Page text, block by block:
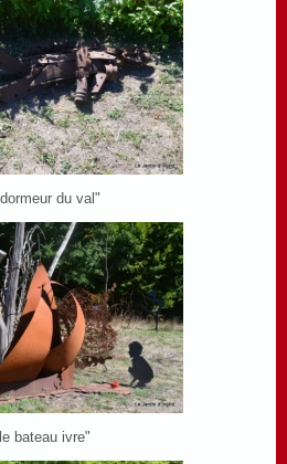
du val"
bateau ivre"